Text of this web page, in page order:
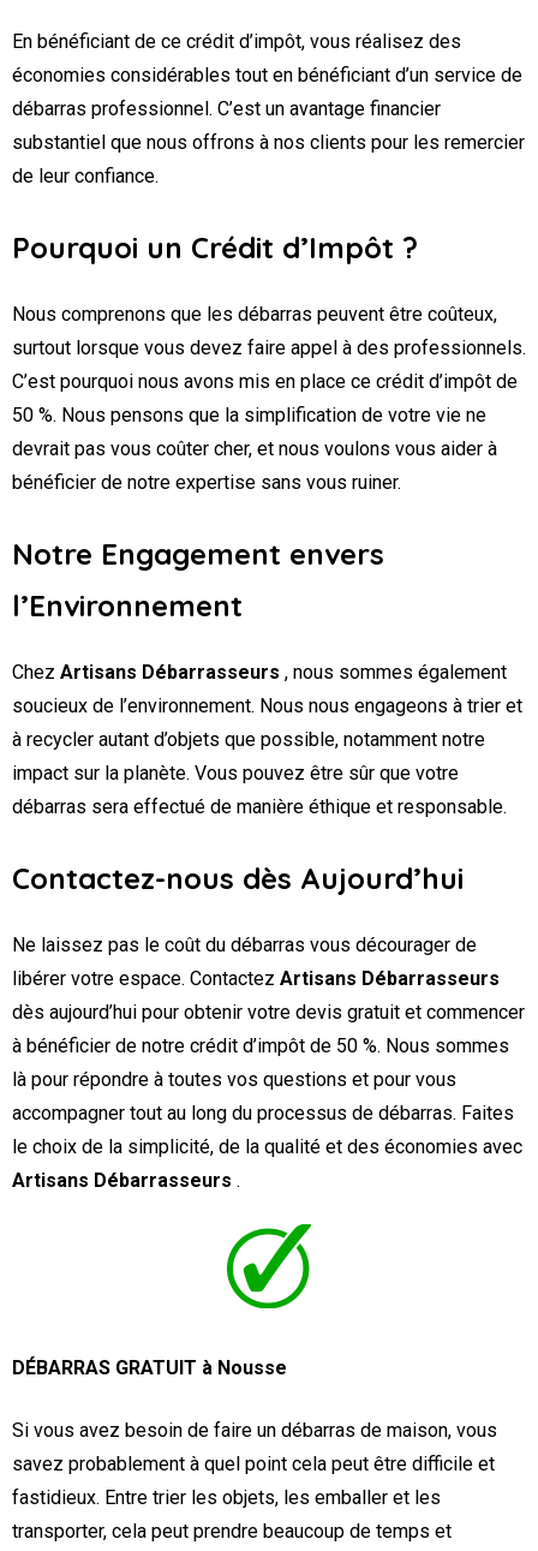
En bénéficiant de ce crédit d’impôt, vous réalisez des
économies considérables tout en bénéficiant d’un service de
débarras professionnel. C’est un avantage financier
substantiel que nous offrons à nos clients pour les remercier
de leur confiance.
Pourquoi un Crédit d’Impôt ?
Nous comprenons que les débarras peuvent être coûteux,
surtout lorsque vous devez faire appel à des professionnels.
C’est pourquoi nous avons mis en place ce crédit d’impôt de
50 %. Nous pensons que la simplification de votre vie ne
devrait pas vous coûter cher, et nous voulons vous aider à
bénéficier de notre expertise sans vous ruiner.
Notre Engagement envers
l’Environnement
Chez Artisans Débarrasseurs , nous sommes également
soucieux de l’environnement. Nous nous engageons à trier et
à recycler autant d’objets que possible, notamment notre
impact sur la planète. Vous pouvez être sûr que votre
débarras sera effectué de manière éthique et responsable.
Contactez-nous dès Aujourd’hui
Ne laissez pas le coût du débarras vous décourager de
libérer votre espace. Contactez Artisans Débarrasseurs
dès aujourd’hui pour obtenir votre devis gratuit et commencer
à bénéficier de notre crédit d’impôt de 50 %. Nous sommes
là pour répondre à toutes vos questions et pour vous
accompagner tout au long du processus de débarras. Faites
le choix de la simplicité, de la qualité et des économies avec
Artisans Débarrasseurs .
DÉBARRAS GRATUIT à Nousse
Si vous avez besoin de faire un débarras de maison, vous
savez probablement à quel point cela peut être difficile et
fastidieux. Entre trier les objets, les emballer et les
transporter, cela peut prendre beaucoup de temps et